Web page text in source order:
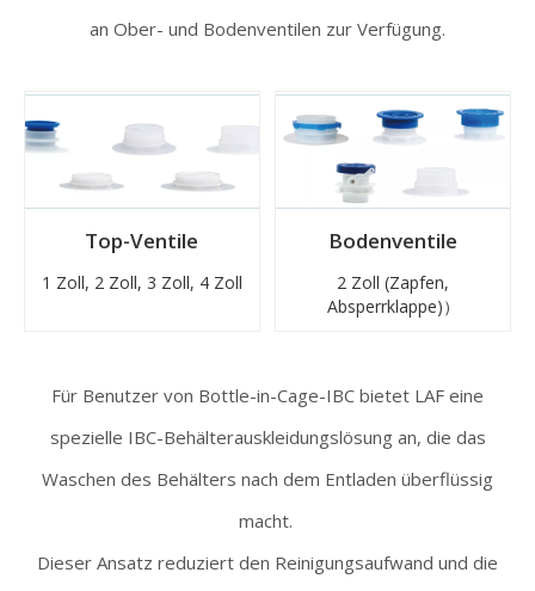
an Ober- und Bodenventilen zur Verfügung.
Top-Ventile
1 Zoll, 2 Zoll, 3 Zoll, 4 Zoll
Bodenventile
2 Zoll (Zapfen,
Absperrklappe)）
Für Benutzer von Bottle-in-Cage-IBC bietet LAF eine
spezielle IBC-Behälterauskleidungslösung an, die das
Waschen des Behälters nach dem Entladen überflüssig
macht.
Dieser Ansatz reduziert den Reinigungsaufwand und die